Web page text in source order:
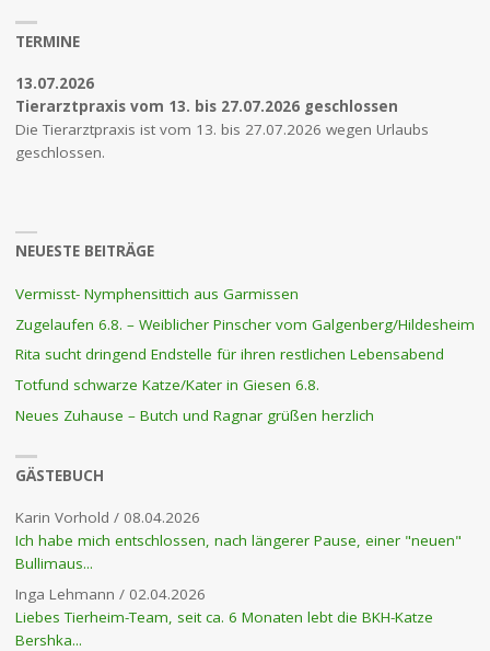
TERMINE
13.07.2026
Tierarztpraxis vom 13. bis 27.07.2026 geschlossen
Die Tierarztpraxis ist vom 13. bis 27.07.2026 wegen Urlaubs
geschlossen.
NEUESTE BEITRÄGE
Vermisst- Nymphensittich aus Garmissen
Zugelaufen 6.8. – Weiblicher Pinscher vom Galgenberg/Hildesheim
Rita sucht dringend Endstelle für ihren restlichen Lebensabend
Totfund schwarze Katze/Kater in Giesen 6.8.
Neues Zuhause – Butch und Ragnar grüßen herzlich
GÄSTEBUCH
Karin Vorhold / 08.04.2026
Ich habe mich entschlossen, nach längerer Pause, einer "neuen"
Bullimaus...
Inga Lehmann / 02.04.2026
Liebes Tierheim-Team, seit ca. 6 Monaten lebt die BKH-Katze
Bershka...